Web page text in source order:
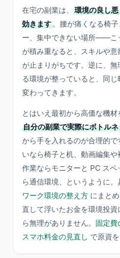
在宅の副業は、
環境の良し
効きます。腰が痛くなる椅
ー、集中できない場所——こ
が積み重なると、スキルや
が止まりがちです。逆に、
る環境が整っていると、同
変わってきます。
とはいえ最初から高価な機材
自分の副業で実際にボトル
から手を入れるのが合理的
いなら椅子と机、動画編集や
作業ならモニターと PC ス
ら通信環境、というように
ワーク環境の整え方 にまと
直して浮いたお金を環境投
ら無理がありません。 固定費
スマホ料金の見直し で原資